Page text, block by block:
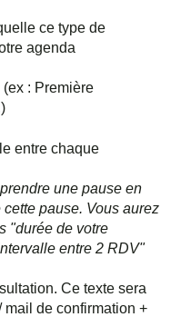
ce type de
agenda
: Première
entre chaque
une pause en
pause. Vous aurez
"durée de votre
entre 2 RDV"
Ce texte sera
de confirmation +